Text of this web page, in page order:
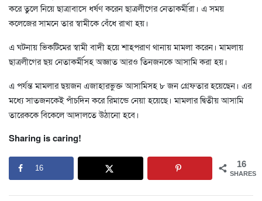
করে তুলে নিয়ে ছাত্রাবাসে ধর্ষণ করেন ছাত্রলীগের নেতাকর্মীরা। এ সময়
কলেজের সামনে তার স্বামীকে বেঁধে রাখা হয়।
এ ঘটনায় ভিকটিমের স্বামী বাদী হয়ে শাহপরাণ থানায় মামলা করেন। মামলায়
ছাত্রলীগের ছয় নেতাকর্মীসহ অজ্ঞাত আরও তিনজনকে আসামি করা হয়।
এ পর্যন্ত মামলার ছয়জন এজাহারভুক্ত আসামিসহ ৮ জন গ্রেফতার হয়েছেন। এর
মধ্যে সাতজনকেই পাঁচদিন করে রিমান্ডে নেয়া হয়েছে। মামলার দ্বিতীয় আসামি
তারেককে বিকেলে আদালতে উঠানো হবে।
Sharing is caring!
16
SHARES
16